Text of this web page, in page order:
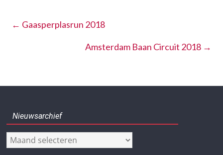
← Gaasperplasrun 2018
Amsterdam Baan Circuit 2018 →
Nieuwsarchief
Nieuwsarchief